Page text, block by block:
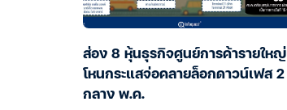
ส่อง 8 หุ้นธุรกิจศูนย์การค้ารายใหญ่
โหนกระแสจ่อคลายล็อกดาวน์เฟส 2
กลาง พ.ค.